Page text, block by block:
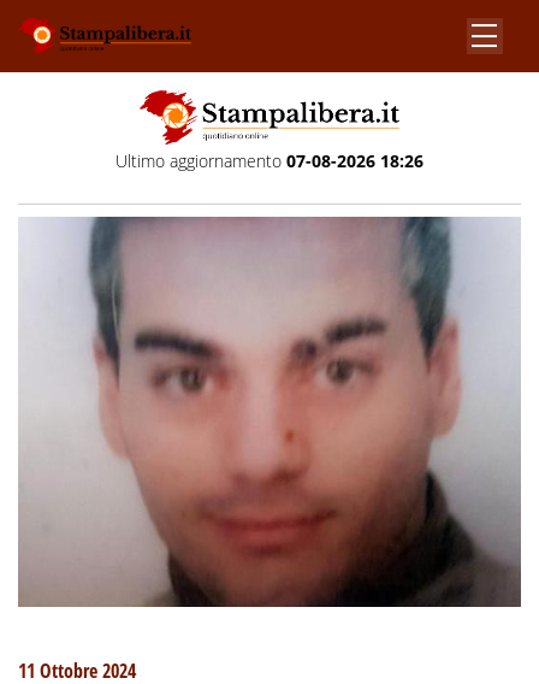
Ultimo aggiornamento 07-08-2026 18:26
11 Ottobre 2024